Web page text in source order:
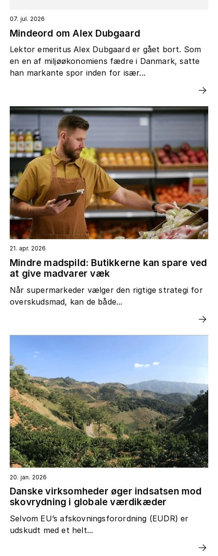
07. jul. 2026
Mindeord om Alex Dubgaard
Lektor emeritus Alex Dubgaard er gået bort. Som
en en af miljøøkonomiens fædre i Danmark, satte
han markante spor inden for især...
21. apr. 2026
Mindre madspild: Butikkerne kan spare ved
at give madvarer væk
Når supermarkeder vælger den rigtige strategi for
overskudsmad, kan de både...
20. jan. 2026
Danske virksomheder øger indsatsen mod
skovrydning i globale værdikæder
Selvom EU’s afskovningsforordning (EUDR) er
udskudt med et helt...